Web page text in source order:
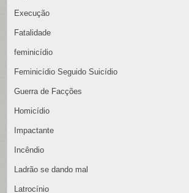
Execução
Fatalidade
feminicídio
Feminicídio Seguido Suicídio
Guerra de Facções
Homicídio
Impactante
Incêndio
Ladrão se dando mal
Latrocínio